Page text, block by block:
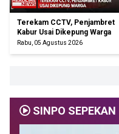
Terekam CCTV, Penjambret
Kabur Usai Dikepung Warga
Rabu, 05 Agustus 2026
SINPO SEPEKAN